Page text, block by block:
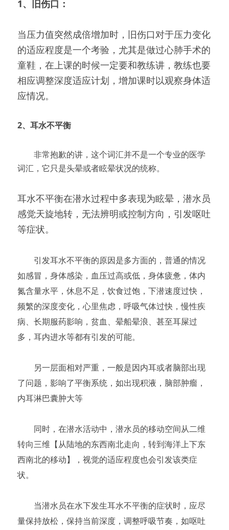
1、旧伤口：
当压力值突然成倍增加时，旧伤口对于压力变化
的适应程度是一个考验，尤其是做过心肺手术的
童鞋，在上课的时候一定要和教练讲，教练也要
相应调整深度适应计划，增加课时以观察身体适
应情况。
2、耳水不平衡
非常抱歉的讲，这个词汇并不是一个专业的医学
词汇，它只是头晕或者眩晕状况的统称。
耳水不平衡在潜水过程中多表现为眩晕，潜水员
感觉天旋地转，无法辨明或控制方向，引发呕吐
等症状。
引发耳水不平衡的原因是多方面的，普通的情况
如感冒，身体感染，血压过高或低，身体疲惫，体内
氮含量水平，休息不足，饮食过饱，下潜速度过快，
频繁的深度变化，心里焦虑，呼吸气体过快，慢性疾
病、长期服药影响，贫血、晕船晕浪、甚至耳屎过
多，耳内进水等都有引发的可能。
另一层面相对严重，一般是因内耳或者脑部出现
了问题，影响了平衡系统，如出现积液，脑部肿瘤，
内耳淋巴囊肿大等
同时，在潜水活动中，潜水员的移动空间从二维
转向三维【从陆地的东西南北走向，转到海洋上下东
西南北的移动】，视觉的适应程度也会引发该类症
状。
当潜水员在水下发生耳水不平衡的症状时，应尽
量保持放松，保持当前深度，调整呼吸节奏，如呕吐